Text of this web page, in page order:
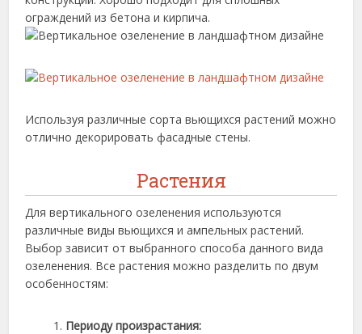
ограждений из бетона и кирпича.
Используя различные сорта вьющихся растений можно
отлично декорировать фасадные стены.
Растения
Для вертикального озеленения используются
различные виды вьющихся и ампельных растений.
Выбор зависит от выбранного способа данного вида
озеленения. Все растения можно разделить по двум
особенностям:
Периоду произрастания: